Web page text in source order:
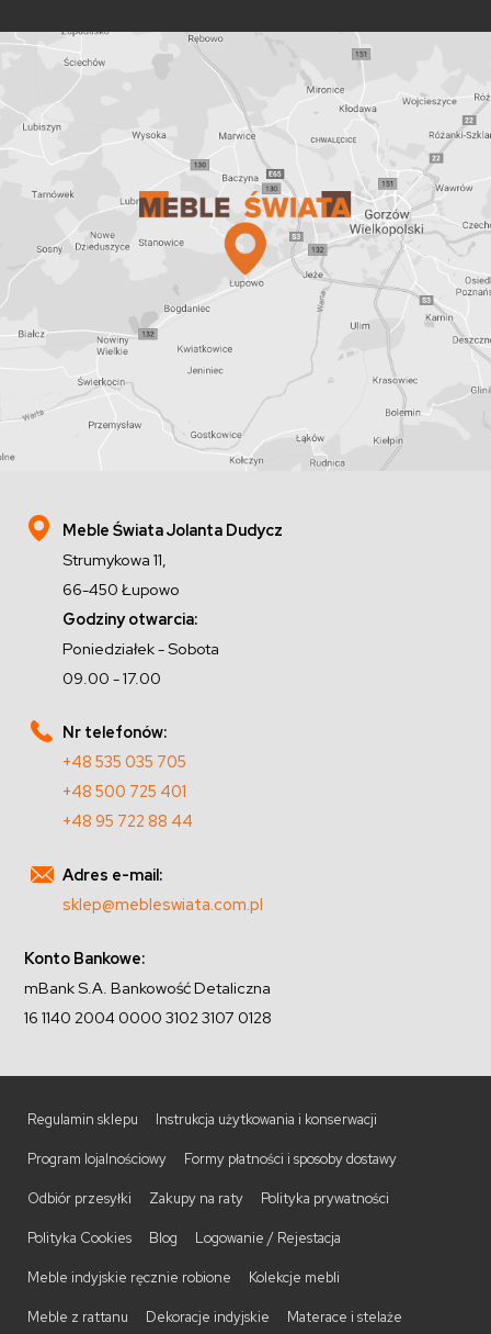
Meble Świata Jolanta Dudycz
Strumykowa 11,
66-450 Łupowo
Godziny otwarcia:
Poniedziałek - Sobota
09.00 - 17.00
Nr telefonów:
+48 535 035 705
+48 500 725 401
+48 95 722 88 44
Adres e-mail:
sklep@mebleswiata.com.pl
Konto Bankowe:
mBank S.A. Bankowość Detaliczna
16 1140 2004 0000 3102 3107 0128
Regulamin sklepu Instrukcja użytkowania i konserwacji
Program lojalnościowy Formy płatności i sposoby dostawy
Odbiór przesyłki Zakupy na raty Polityka prywatności
Polityka Cookies Blog Logowanie / Rejestacja
Meble indyjskie ręcznie robione Kolekcje mebli
Meble z rattanu Dekoracje indyjskie Materace i stelaże